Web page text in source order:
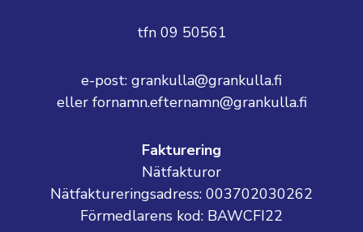
tfn 09 50561
e-post: grankulla@grankulla.fi
eller fornamn.efternamn@grankulla.fi
Fakturering
Nätfakturor
Nätfaktureringsadress: 003702030262
Förmedlarens kod: BAWCFI22